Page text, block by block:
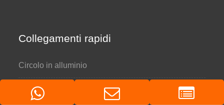
Collegamenti rapidi
Circolo in alluminio
Bobina di alluminio